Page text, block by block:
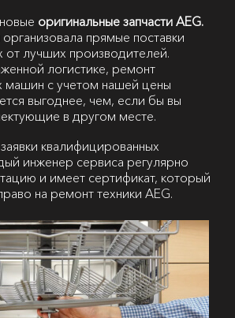
оригинальные запчасти AEG.
прямые поставки
лучших производителей.
логистике, ремонт
машин с учетом нашей цены
выгоднее, чем, если бы вы
в другом месте.
квалифицированных
инженер сервиса регулярно
и имеет сертификат, который
на ремонт техники AEG.